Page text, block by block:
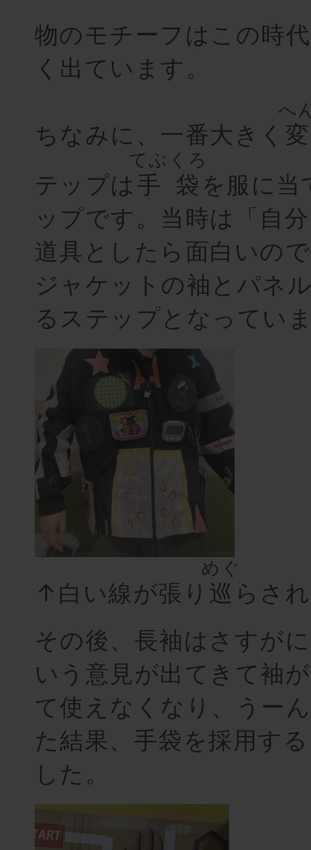
物のモチーフはこの時
く出ています。
ちなみに、一番大きく
へ
テップは手袋
てぶくろ
を服に
ップです。当時は「自
道具としたら面白いの
ジャケットの袖とパネ
るステップとなってい
↑白い線が張り 巡
めぐ
らさ
その後、長袖はさすが
いう意見が出てきて袖
て使えなくなり、うー
た結果、手袋を採用す
した。